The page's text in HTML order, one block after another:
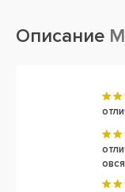
Описание